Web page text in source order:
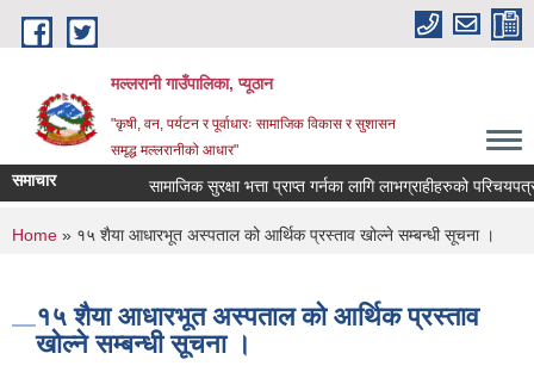
Skip to main content
मल्लरानी गाउँपालिका, प्यूठान
"कृषी, वन, पर्यटन र पूर्वाधारः सामाजिक विकास र सुशासन
समृद्ध मल्लरानीको आधार"
समाचार सामाजिक सुरक्षा भत्ता प्राप्त गर्नका लागि लाभग्राहीहरुको
You are here
Home » १५ शैया आधारभूत अस्पताल को आर्थिक प्रस्ताव खोल्ने सम्बन्धी सूचना ।
१५ शैया आधारभूत अस्पताल को आर्थिक प्रस्ताव
खोल्ने सम्बन्धी सूचना ।